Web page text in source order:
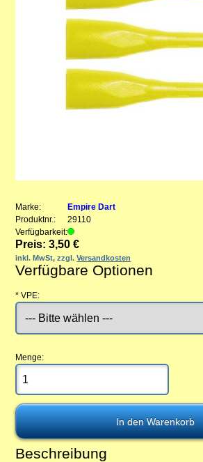
Marke:
Empire Dart
Produktnr.:
29110
Verfügbarkeit:
Preis: 3,50 €
inkl. MwSt, zzgl.Versandkosten
Verfügbare Optionen
* VPE:
Menge:
Beschreibung